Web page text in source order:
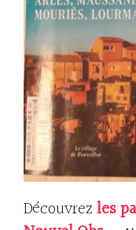
Découvrezles